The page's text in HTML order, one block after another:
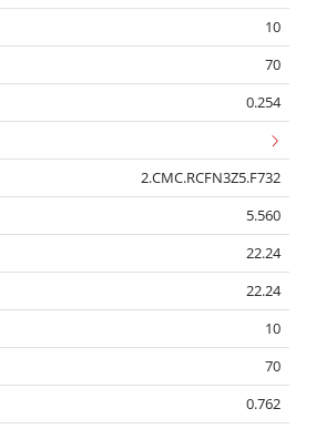
10
70
0.254
2.CMC.RCFN3Z5.F732
5.560
22.24
22.24
10
70
0.762